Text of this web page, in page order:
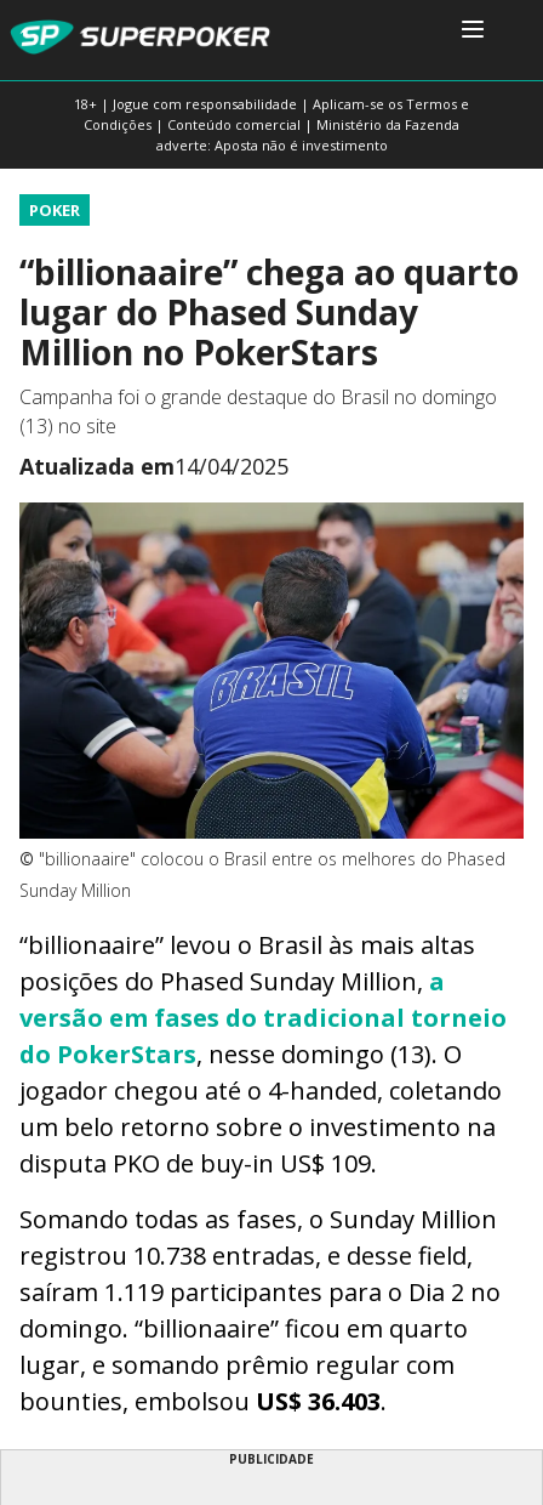
18+ | Jogue com responsabilidade | Aplicam-se os Termos e
Condições | Conteúdo comercial | Ministério da Fazenda
adverte: Aposta não é investimento
POKER
“billionaaire” chega ao quarto
lugar do Phased Sunday
Million no PokerStars
Campanha foi o grande destaque do Brasil no domingo
(13) no site
Atualizada em14/04/2025
© "billionaaire" colocou o Brasil entre os melhores do Phased
Sunday Million
“billionaaire” levou o Brasil às mais altas
posições do Phased Sunday Million, a
versão em fases do tradicional torneio
do PokerStars, nesse domingo (13). O
jogador chegou até o 4-handed, coletando
um belo retorno sobre o investimento na
disputa PKO de buy-in US$ 109.
Somando todas as fases, o Sunday Million
registrou 10.738 entradas, e desse field,
saíram 1.119 participantes para o Dia 2 no
domingo. “billionaaire” ficou em quarto
lugar, e somando prêmio regular com
bounties, embolsou US$ 36.403.
PUBLICIDADE